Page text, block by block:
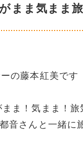
まま気まま
の藤本紅美です
ま！気まま！
音さんと一緒に